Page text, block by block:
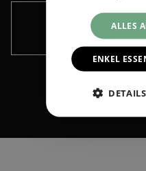
Houd me
ALLES
ENKEL